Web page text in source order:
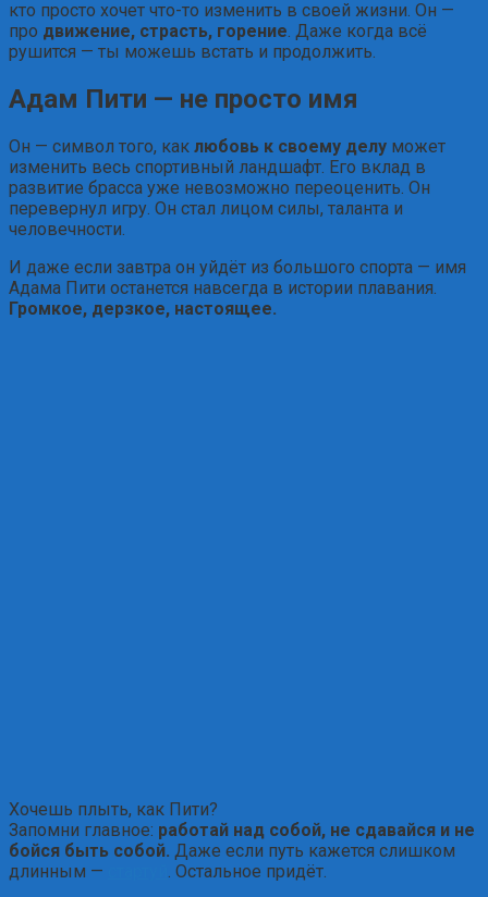
кто просто хочет что-то изменить в своей жизни. Он —
про движение, страсть, горение. Даже когда всё
рушится — ты можешь встать и продолжить.
Адам Пити — не просто имя
Он — символ того, как любовь к своему делу может
изменить весь спортивный ландшафт. Его вклад в
развитие брасса уже невозможно переоценить. Он
перевернул игру. Он стал лицом силы, таланта и
человечности.
И даже если завтра он уйдёт из большого спорта — имя
Адама Пити останется навсегда в истории плавания.
Громкое, дерзкое, настоящее.
Хочешь плыть, как Пити?
Запомни главное: работай над собой, не сдавайся и не
бойся быть собой. Даже если путь кажется слишком
длинным —
. Остальное придёт.